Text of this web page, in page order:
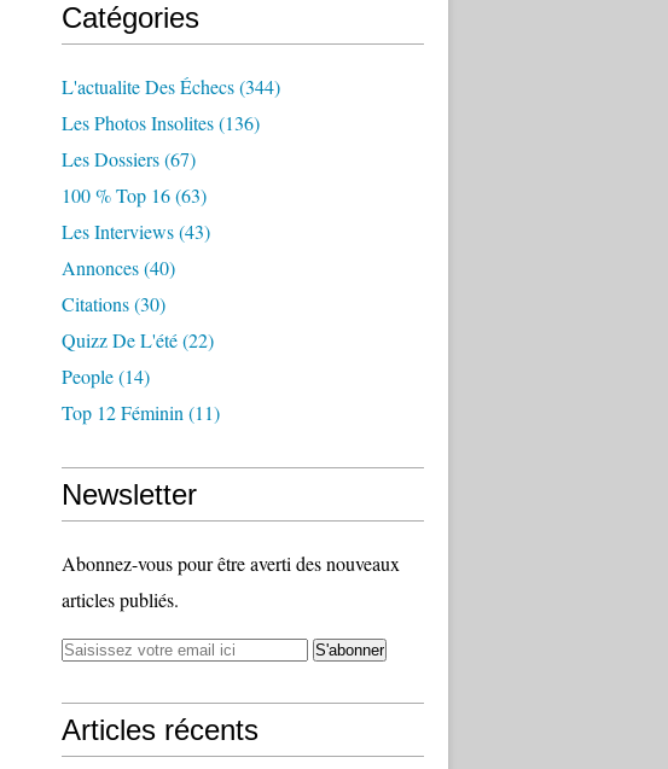
Catégories
L'actualite Des Échecs(344)
Les Photos Insolites(136)
Les Dossiers(67)
100 % Top 16(63)
Les Interviews(43)
Annonces(40)
Citations(30)
Quizz De L'été(22)
People(14)
Top 12 Féminin (11)
Newsletter
Abonnez-vous pour être averti des nouveaux
articles publiés.
Articles récents